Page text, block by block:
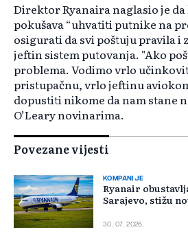
Direktor Ryanaira naglasio je
pokušava “uhvatiti putnike na
osigurati da svi poštuju pravila i
jeftin sistem putovanja. "Ako
problema. Vodimo vrlo
pristupačnu, vrlo jeftinu
dopustiti nikome da nam stane
O’Leary novinarima.
Povezane vijesti
KOMPANIJE
Ryanair
Sarajevo, stižu
30. 07. 2026.